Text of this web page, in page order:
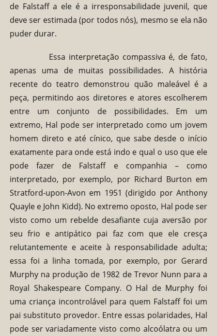
de Falstaff a ele é a irresponsabilidade juvenil, que
deve ser estimada (por todos nós), mesmo se ela não
puder durar.
Essa interpretação compassiva é, de fato,
apenas uma de muitas possibilidades. A história
recente do teatro demonstrou quão maleável é a
peça, permitindo aos diretores e atores escolherem
entre um conjunto de possibilidades. Em um
extremo, Hal pode ser interpretado como um jovem
homem direto e até cínico, que sabe desde o início
exatamente para onde está indo e qual o uso que ele
pode fazer de Falstaff e companhia – como
interpretado, por exemplo, por Richard Burton em
Stratford-upon-Avon em 1951 (dirigido por Anthony
Quayle e John Kidd). No extremo oposto, Hal pode ser
visto como um rebelde desafiante cuja aversão por
seu frio e antipático pai faz com que ele cresça
relutantemente e aceite à responsabilidade adulta;
essa foi a linha tomada, por exemplo, por Gerard
Murphy na produção de 1982 de Trevor Nunn para a
Royal Shakespeare Company. O Hal de Murphy foi
uma criança incontrolável para quem Falstaff foi um
pai substituto provedor. Entre essas polaridades, Hal
pode ser variadamente visto como alcoólatra ou um